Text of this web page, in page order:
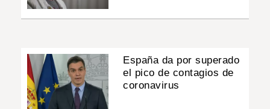
España da por superado
el pico de contagios de
coronavirus